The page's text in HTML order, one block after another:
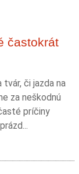
častokrát
či jazda na
za neškodnú
príčiny